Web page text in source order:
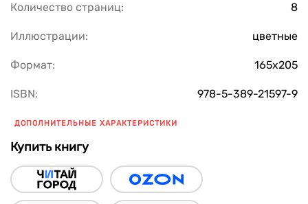
Количество страниц: 8
Иллюстрации: цветные
Формат: 165х205
ISBN: 978-5-389-21597-9
ДОПОЛНИТЕЛЬНЫЕ ХАРАКТЕРИСТИКИ
Купить книгу